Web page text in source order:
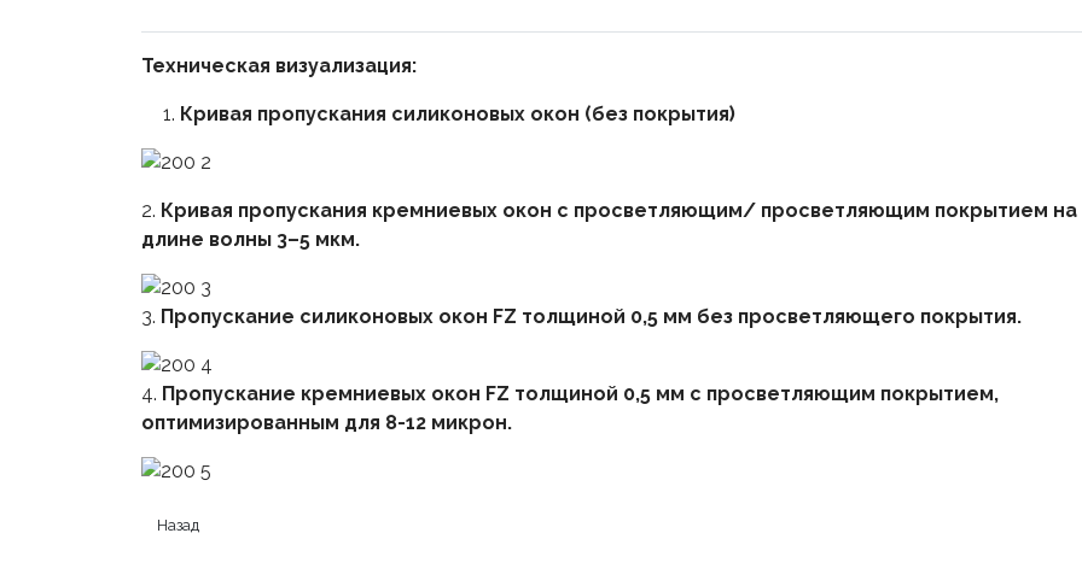
Техническая визуализация:
Кривая пропускания силиконовых окон (без покрытия)
2. Кривая пропускания кремниевых окон с просветляющим/ просветляющим покрытием на
длине волны 3–5 мкм.
3. Пропускание силиконовых окон FZ толщиной 0,5 мм без просветляющего покрытия.
4. Пропускание кремниевых окон FZ толщиной 0,5 мм с просветляющим покрытием,
оптимизированным для 8-12 микрон.